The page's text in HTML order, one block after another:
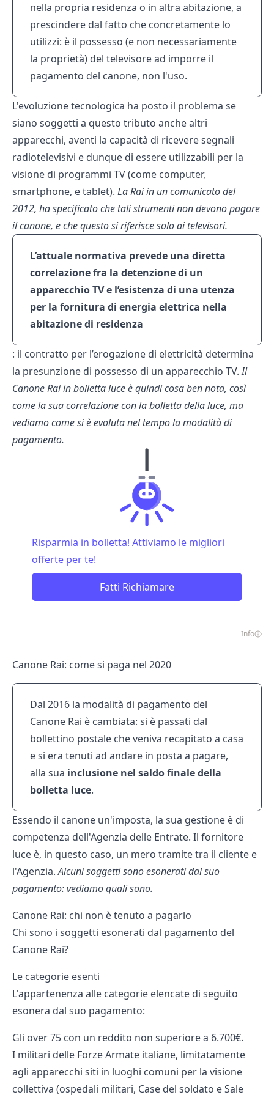
nella propria residenza o in altra abitazione, a
prescindere dal fatto che concretamente lo
utilizzi: è il possesso (e non necessariamente
la proprietà) del televisore ad imporre il
pagamento del canone, non l'uso.
L'evoluzione tecnologica ha posto il problema se
siano soggetti a questo tributo anche altri
apparecchi, aventi la capacità di ricevere segnali
radiotelevisivi e dunque di essere utilizzabili per la
visione di programmi TV (come computer,
smartphone, e tablet). La Rai in un comunicato del
2012, ha specificato che tali strumenti non devono pagare
il canone, e che questo si riferisce solo ai televisori.
L’attuale normativa prevede una diretta
correlazione fra la detenzione di un
apparecchio TV e l’esistenza di una utenza
per la fornitura di energia elettrica nella
abitazione di residenza
: il contratto per l’erogazione di elettricità determina
la presunzione di possesso di un apparecchio TV.Il
Canone Rai in bolletta luce è quindi cosa ben nota, così
come la sua correlazione con la bolletta della luce, ma
vediamo come si è evoluta nel tempo la modalità di
pagamento.
Risparmia in bolletta! Attiviamo le migliori
offerte per te!
Fatti Richiamare
Info
Canone Rai: come si paga nel 2020
Dal 2016 la modalità di pagamento del
Canone Rai è cambiata: si è passati dal
bollettino postale che veniva recapitato a casa
e si era tenuti ad andare in posta a pagare,
alla sua inclusione nel saldo finale della
bolletta luce.
Essendo il canone un'imposta, la sua gestione è di
competenza dell'Agenzia delle Entrate. Il fornitore
luce è, in questo caso, un mero tramite tra il cliente e
l'Agenzia.Alcuni soggetti sono esonerati dal suo
pagamento: vediamo quali sono.
Canone Rai: chi non è tenuto a pagarlo
Chi sono i soggetti esonerati dal pagamento del
Canone Rai?
Le categorie esenti
L'appartenenza alle categorie elencate di seguito
esonera dal suo pagamento:
Gli over 75 con un reddito non superiore a 6.700€.
I militari delle Forze Armate italiane, limitatamente
agli apparecchi siti in luoghi comuni per la visione
collettiva (ospedali militari, Case del soldato e Sale